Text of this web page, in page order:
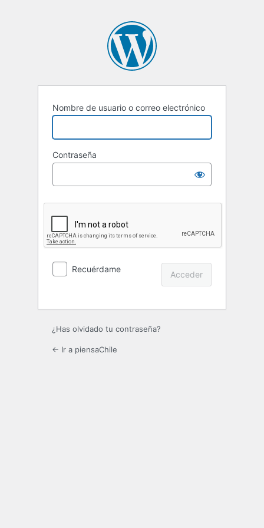
Nombre de usuario o correo electrónico
Contraseña
Recuérdame
¿Has olvidado tu contraseña?
← Ir a piensaChile